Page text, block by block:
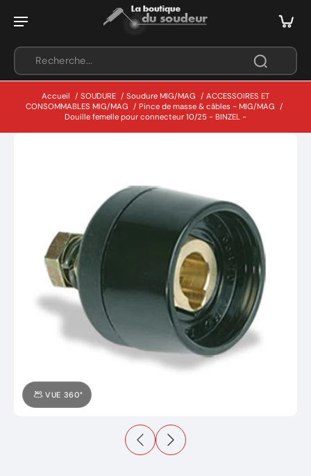
Accueil / SOUDURE / Soudure MIG/MAG / ACCESSOIRES ET
CONSOMMABLES MIG/MAG / Pince de masse & câbles - MIG/MAG /
Douille femelle pour connecteur 10/25 - BINZEL -
VUE 360°